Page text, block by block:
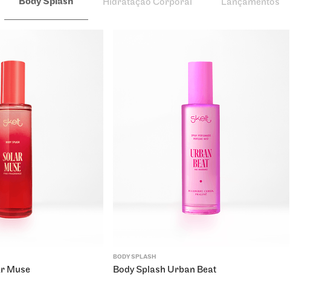
Hidratação Corporal Lançamentos
Muse
BODY SPLASH
Body Splash Urban Beat